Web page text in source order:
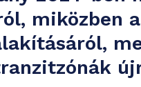
miközben